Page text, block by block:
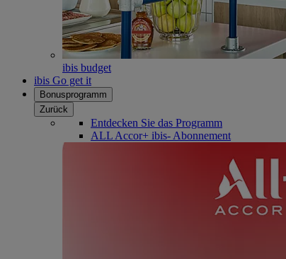
ibis budget
ibis Go get it
Bonusprogramm
Zurück
Entdecken Sie das Programm
ALL Accor+ ibis- Abonnement